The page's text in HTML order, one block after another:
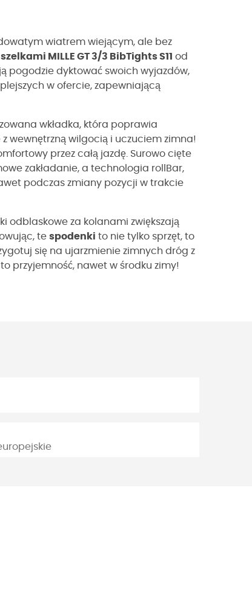
wiatrem wiejącym, ale bez
MILLE GT 3/3 BibTights S11 od
pogodzie dyktować swoich wyjazdów,
w ofercie, zapewniającą
wkładka, która poprawia
wewnętrzną wilgocią i uczuciem zimna!
przez całą jazdę. Surowo cięte
zakładanie, a technologia rollBar,
podczas zmiany pozycji w trakcie
odblaskowe za kolanami zwiększają
te spodenki to nie tylko sprzęt, to
się na ujarzmienie zimnych dróg z
przyjemność, nawet w środku zimy!